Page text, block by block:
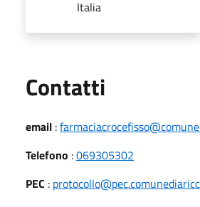
Italia
Contatti
email :
Telefono :069305302
PEC :